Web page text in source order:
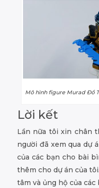
Mô hình figure Murad Đồ
Lời kết
Lần nữa tôi xin chân
người đã xem qua dự
của các bạn cho bài
thêm cho dự án của
tâm và ủng hộ của các